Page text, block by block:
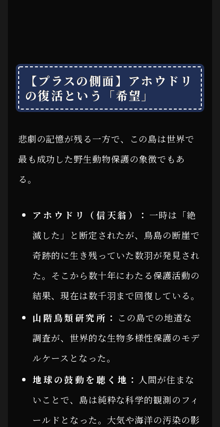
【プラスの側面】アホウドリ
の復活という「希望」
悲劇の記憶が残る一方で、この島は世界で
最も成功した野生動物保護の象徴でもあ
る。
アホウドリ（信天翁）： 一時は「絶
滅した」と断定されたが、鳥島の断崖で
奇跡的に生き残っていた数羽が発見され
た。そこから数十年にわたる保護活動の
結果、現在は数千羽まで回復している。
山階鳥類研究所： この島での地道な
調査が、世界的な生物多様性保護のモデ
ルケースとなった。
地球の鼓動を聴く地： 人間が住まな
いことで、島は純粋な科学的観測のフィ
ールドとなった。大気や海洋の汚染の影